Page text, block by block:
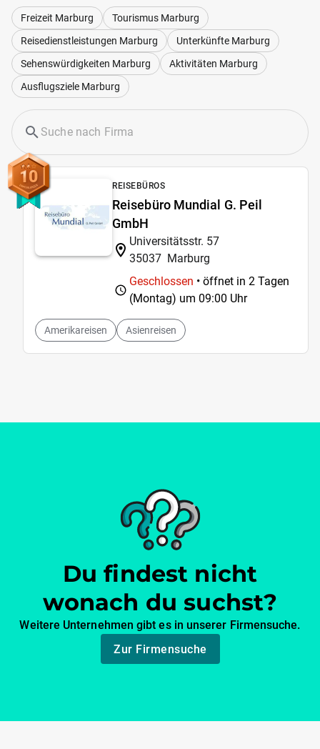
Freizeit Marburg
Tourismus Marburg
Reisedienstleistungen Marburg
Unterkünfte Marburg
Sehenswürdigkeiten Marburg
Aktivitäten Marburg
Ausflugsziele Marburg
10 REISEBÜROS
Reisebüro Mundial G. Peil
GmbH
Universitätsstr. 57
35037 Marburg
Geschlossen • öffnet in 2 Tagen
(Montag) um 09:00 Uhr
Amerikareisen Asienreisen
Du findest nicht
wonach du suchst?
Weitere Unternehmen gibt es in unserer Firmensuche.
Zur Firmensuche